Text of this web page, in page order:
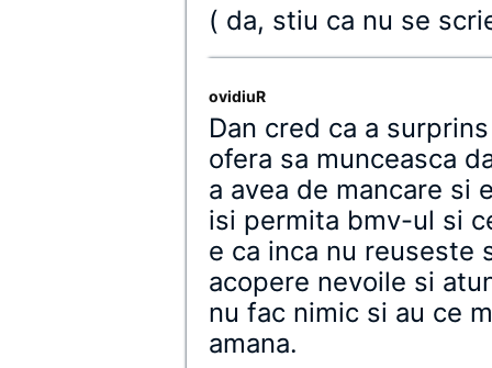
( da, stiu ca nu se
ovidiuR
Dan cred ca a
ofera sa munceasca
a avea de mancare si
isi permita bmv-ul si
e ca inca nu reuseste
acopere nevoile si
nu fac nimic si au ce
amana.